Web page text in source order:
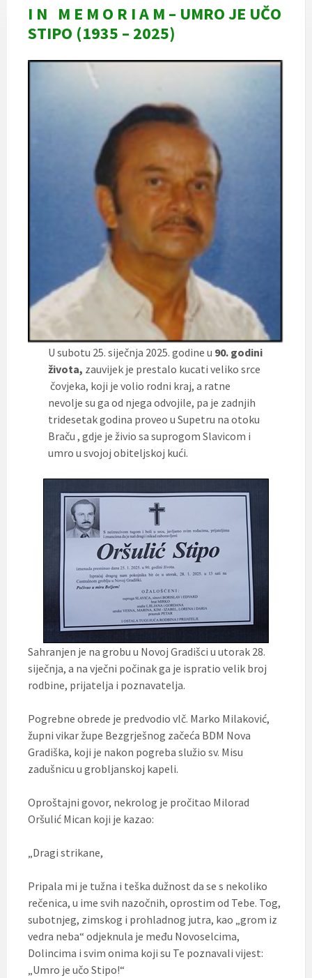
I N M E M O R I A M – UMRO JE UČO
STIPO (1935 – 2025)
U subotu 25. siječnja 2025. godine u 90. godini
života, zauvijek je prestalo kucati veliko srce
čovjeka, koji je volio rodni kraj, a ratne
nevolje su ga od njega odvojile, pa je zadnjih
tridesetak godina proveo u Supetru na otoku
Braču , gdje je živio sa suprogom Slavicom i
umro u svojoj obiteljskoj kući.
Sahranjen je na grobu u Novoj Gradišci u utorak 28.
siječnja, a na vječni počinak ga je ispratio velik broj
rodbine, prijatelja i poznavatelja.
Pogrebne obrede je predvodio vlč. Marko Milaković,
župni vikar župe Bezgrješnog začeća BDM Nova
Gradiška, koji je nakon pogreba služio sv. Misu
zadušnicu u grobljanskoj kapeli.
Oproštajni govor, nekrolog je pročitao Milorad
Oršulić Mican koji je kazao:
„Dragi strikane,
Pripala mi je tužna i teška dužnost da se s nekoliko
rečenica, u ime svih nazočnih, oprostim od Tebe. Tog,
subotnjeg, zimskog i prohladnog jutra, kao „grom iz
vedra neba“ odjeknula je među Novoselcima,
Dolincima i svim onima koji su Te poznavali vijest:
„Umro je učo Stipo!“